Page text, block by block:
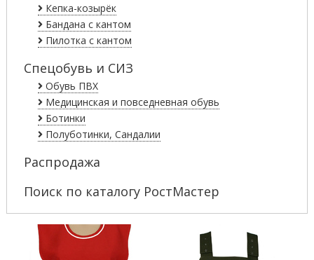
Кепка-козырёк
Бандана с кантом
Пилотка с кантом
Спецобувь и СИЗ
Обувь ПВХ
Медицинская и повседневная обувь
Ботинки
Полуботинки, Сандалии
Распродажа
Поиск по каталогу РостМастер